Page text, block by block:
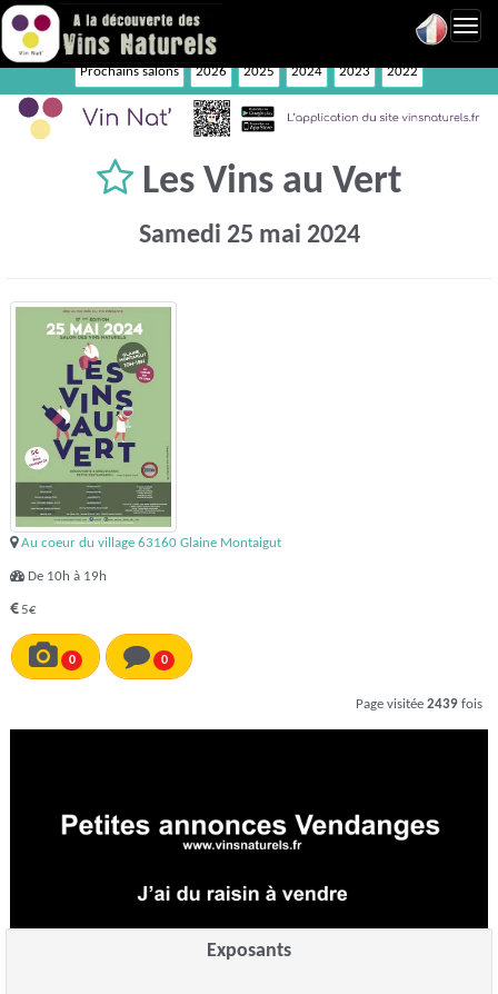
Prochains salons 2026 2025 2024 2023 2022
Les Vins au Vert
Samedi 25 mai 2024
Au coeur du village 63160 Glaine Montaigut
De 10h à 19h
5€
0 0
Page visitée 2439 fois
Exposants